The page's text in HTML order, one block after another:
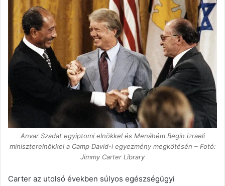
Anvar Szadat egyiptomi elnökkel és Menáhém Begín izraeli
miniszterelnökkel a Camp David-i egyezmény megkötésén – Fotó:
Jimmy Carter Library
Carter az utolsó években súlyos egészségügyi